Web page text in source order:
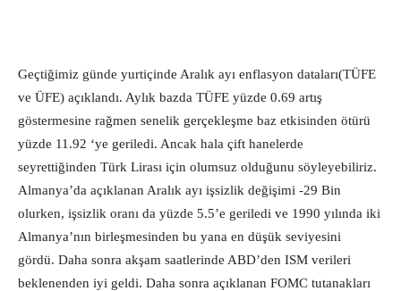
Geçtiğimiz günde yurtiçinde Aralık ayı enflasyon dataları(TÜFE
ve ÜFE) açıklandı. Aylık bazda TÜFE yüzde 0.69 artış
göstermesine rağmen senelik gerçekleşme baz etkisinden ötürü
yüzde 11.92 ‘ye geriledi. Ancak hala çift hanelerde
seyrettiğinden Türk Lirası için olumsuz olduğunu söyleyebiliriz.
Almanya’da açıklanan Aralık ayı işsizlik değişimi -29 Bin
olurken, işsizlik oranı da yüzde 5.5’e geriledi ve 1990 yılında iki
Almanya’nın birleşmesinden bu yana en düşük seviyesini
gördü. Daha sonra akşam saatlerinde ABD’den ISM verileri
beklenenden iyi geldi. Daha sonra açıklanan FOMC tutanakları